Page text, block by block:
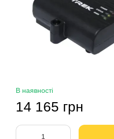
В наявності
14 165 грн